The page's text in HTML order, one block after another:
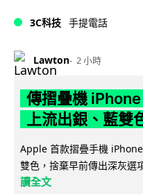
3C科技 手提電話
Lawton 2 小時
傳摺疊機
上流出銀、藍雙
Apple 首款摺疊手機
雙色，捨棄早前傳出深灰選
讀全文